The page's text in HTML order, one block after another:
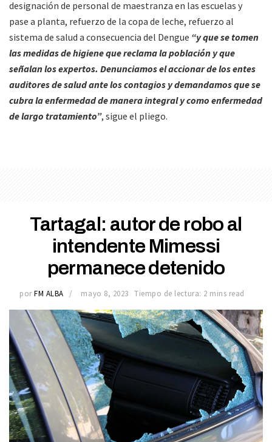
designación de personal de maestranza en las escuelas y
pase a planta, refuerzo de la copa de leche, refuerzo al
sistema de salud a consecuencia del Dengue “y que se tomen
las medidas de higiene que reclama la población y que
señalan los expertos. Denunciamos el accionar de los entes
auditores de salud ante los contagios y demandamos que se
cubra la enfermedad de manera integral y como enfermedad
de largo tratamiento”, sigue el pliego.
Tartagal: autor de robo al
intendente Mimessi
permanece detenido
por FM ALBA mayo 8, 2023 Tiempo de lectura: 2 mins read